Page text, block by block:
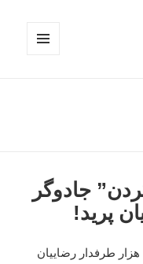
جادوگر
پس لرزه های”آنفالو کردن” جادوگر / ۴ هزار طرفدار رضاییان